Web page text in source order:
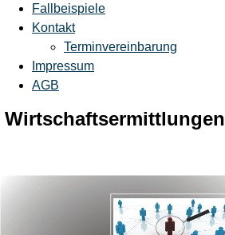
Fallbeispiele
Kontakt
Terminvereinbarung
Impressum
AGB
Wirtschaftsermittlungen